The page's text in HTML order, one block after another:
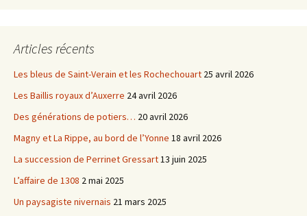
Articles récents
Les bleus de Saint-Verain et les Rochechouart 25 avril 2026
Les Baillis royaux d’Auxerre 24 avril 2026
Des générations de potiers… 20 avril 2026
Magny et La Rippe, au bord de l’Yonne 18 avril 2026
La succession de Perrinet Gressart13 juin 2025
L’affaire de 1308 2 mai 2025
Un paysagiste nivernais 21 mars 2025